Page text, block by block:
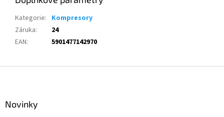
Kategorie: Kompresory
Záruka:
24
EAN: 5901477142970
Novinky